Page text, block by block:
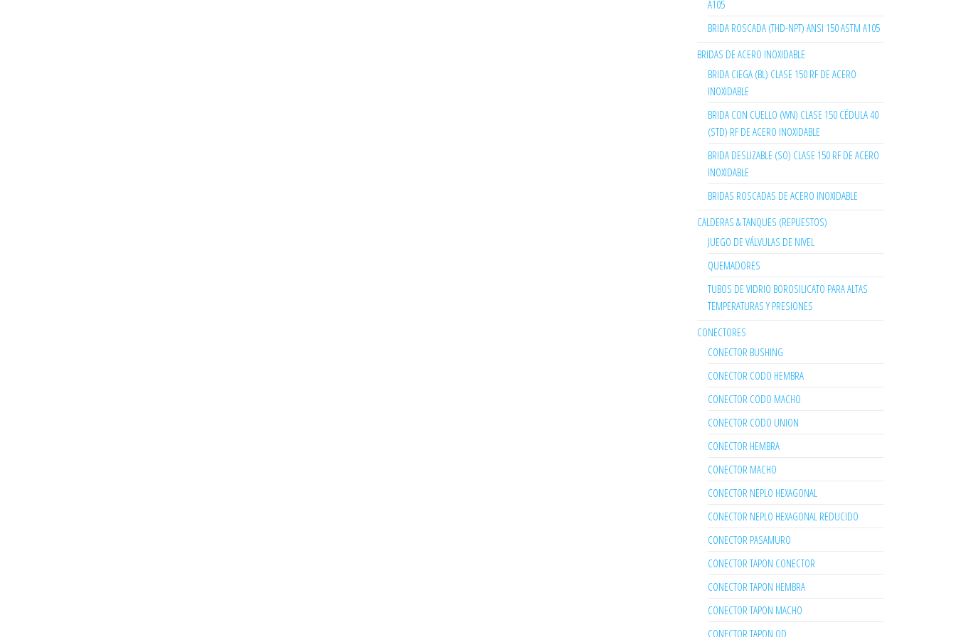
A105
BRIDA ROSCADA (THD-NPT) ANSI 150 ASTM A105
BRIDAS DE ACERO INOXIDABLE
BRIDA CIEGA (BL) CLASE 150 RF DE ACERO
INOXIDABLE
BRIDA CON CUELLO (WN) CLASE 150 CÉDULA 40
(STD) RF DE ACERO INOXIDABLE
BRIDA DESLIZABLE (SO) CLASE 150 RF DE ACERO
INOXIDABLE
BRIDAS ROSCADAS DE ACERO INOXIDABLE
CALDERAS & TANQUES (REPUESTOS)
JUEGO DE VÁLVULAS DE NIVEL
QUEMADORES
TUBOS DE VIDRIO BOROSILICATO PARA ALTAS
TEMPERATURAS Y PRESIONES
CONECTORES
CONECTOR BUSHING
CONECTOR CODO HEMBRA
CONECTOR CODO MACHO
CONECTOR CODO UNION
CONECTOR HEMBRA
CONECTOR MACHO
CONECTOR NEPLO HEXAGONAL
CONECTOR NEPLO HEXAGONAL REDUCIDO
CONECTOR PASAMURO
CONECTOR TAPON CONECTOR
CONECTOR TAPON HEMBRA
CONECTOR TAPON MACHO
CONECTOR TAPON OD